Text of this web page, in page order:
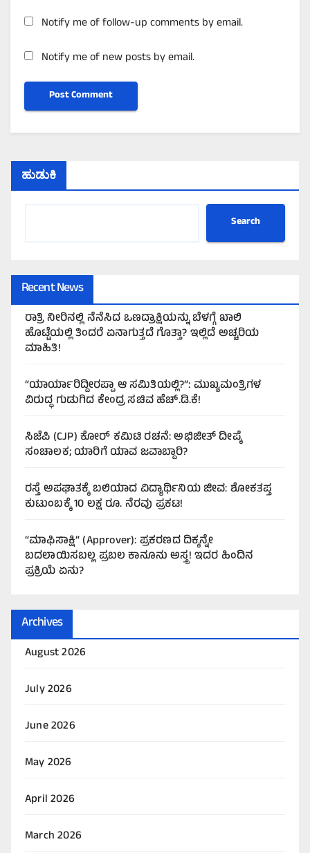
Notify me of follow-up comments by email.
Notify me of new posts by email.
ಹುಡುಕಿ
Search
Recent News
ರಾತ್ರಿ ನೀರಿನಲ್ಲಿ ನೆನೆಸಿದ ಒಣದ್ರಾಕ್ಷಿಯನ್ನು ಬೆಳಗ್ಗೆ ಖಾಲಿ
ಹೊಟ್ಟೆಯಲ್ಲಿ ತಿಂದರೆ ಏನಾಗುತ್ತದೆ ಗೊತ್ತಾ? ಇಲ್ಲಿದೆ ಅಚ್ಚರಿಯ
ಮಾಹಿತಿ!
“ಯಾರ್ಯಾರಿದ್ದೀರಪ್ಪಾ ಆ ಸಮಿತಿಯಲ್ಲಿ?”: ಮುಖ್ಯಮಂತ್ರಿಗಳ
ವಿರುದ್ಧ ಗುಡುಗಿದ ಕೇಂದ್ರ ಸಚಿವ ಹೆಚ್.ಡಿ.ಕೆ!
ಸಿಜೆಪಿ (CJP) ಕೋರ್ ಕಮಿಟಿ ರಚನೆ: ಅಭಿಜೀತ್ ದೀಪ್ಕೆ
ಸಂಚಾಲಕ; ಯಾರಿಗೆ ಯಾವ ಜವಾಬ್ದಾರಿ?
ರಸ್ತೆ ಅಪಘಾತಕ್ಕೆ ಬಲಿಯಾದ ವಿದ್ಯಾರ್ಥಿನಿಯ ಜೀವ: ಶೋಕತಪ್ತ
ಕುಟುಂಬಕ್ಕೆ 10 ಲಕ್ಷ ರೂ. ನೆರವು ಪ್ರಕಟ!
“ಮಾಫಿಸಾಕ್ಷಿ” (Approver): ಪ್ರಕರಣದ ದಿಕ್ಕನ್ನೇ
ಬದಲಾಯಿಸಬಲ್ಲ ಪ್ರಬಲ ಕಾನೂನು ಅಸ್ತ್ರ! ಇದರ ಹಿಂದಿನ
ಪ್ರಕ್ರಿಯೆ ಏನು?
Archives
August 2026
July 2026
June 2026
May 2026
April 2026
March 2026